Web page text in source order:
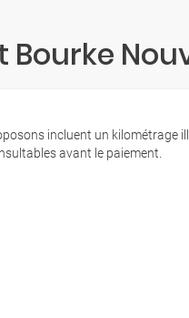
incluent un kilométrage
avant le paiement.